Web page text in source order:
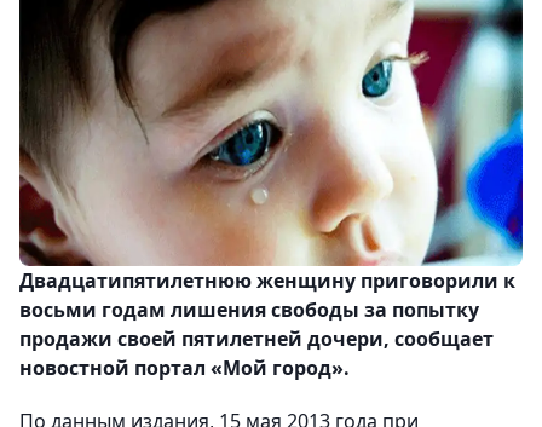
Двадцатипятилетнюю женщину приговорили к
восьми годам лишения свободы за попытку
продажи своей пятилетней дочери, сообщает
новостной портал «Мой город».
По данным издания, 15 мая 2013 года при